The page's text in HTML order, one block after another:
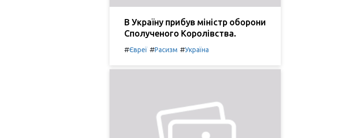
В Україну прибув міністр оборони
Сполученого Королівства.
#Євреї #Расизм #Україна